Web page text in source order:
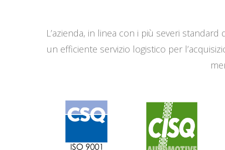
L’azienda, in linea con i più severi
un efficiente servizio logistico per